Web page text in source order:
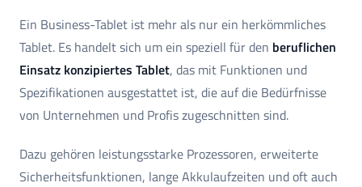
Ein Business-Tablet ist mehr als nur ein herkömmliches
Tablet. Es handelt sich um ein speziell für den beruflichen
Einsatz konzipiertes Tablet, das mit Funktionen und
Spezifikationen ausgestattet ist, die auf die Bedürfnisse
von Unternehmen und Profis zugeschnitten sind.
Dazu gehören leistungsstarke Prozessoren, erweiterte
Sicherheitsfunktionen, lange Akkulaufzeiten und oft auch